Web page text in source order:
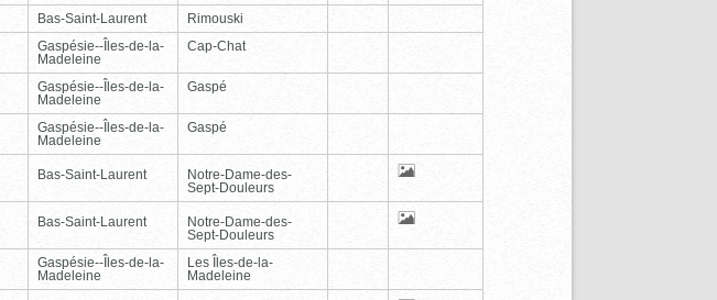
Bas-Saint-Laurent
Rimouski
Gaspésie--Îles-de-la-
Madeleine
Cap-Chat
Gaspésie--Îles-de-la-
Madeleine
Gaspé
Gaspésie--Îles-de-la-
Madeleine
Gaspé
Bas-Saint-Laurent
Notre-Dame-des-
Sept-Douleurs
Bas-Saint-Laurent
Notre-Dame-des-
Sept-Douleurs
Gaspésie--Îles-de-la-
Madeleine
Les Îles-de-la-
Madeleine